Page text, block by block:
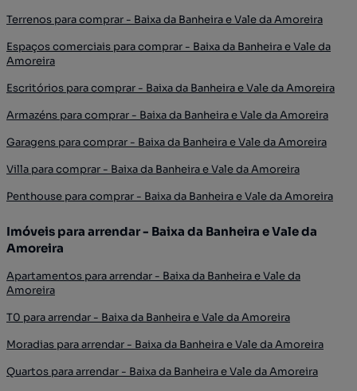
Terrenos para comprar - Baixa da Banheira e Vale da Amoreira
Espaços comerciais para comprar - Baixa da Banheira e Vale da
Amoreira
Escritórios para comprar - Baixa da Banheira e Vale da Amoreira
Armazéns para comprar - Baixa da Banheira e Vale da Amoreira
Garagens para comprar - Baixa da Banheira e Vale da Amoreira
Villa para comprar - Baixa da Banheira e Vale da Amoreira
Penthouse para comprar - Baixa da Banheira e Vale da Amoreira
Imóveis para arrendar - Baixa da Banheira e Vale da
Amoreira
Apartamentos para arrendar - Baixa da Banheira e Vale da
Amoreira
T0 para arrendar - Baixa da Banheira e Vale da Amoreira
Moradias para arrendar - Baixa da Banheira e Vale da Amoreira
Quartos para arrendar - Baixa da Banheira e Vale da Amoreira